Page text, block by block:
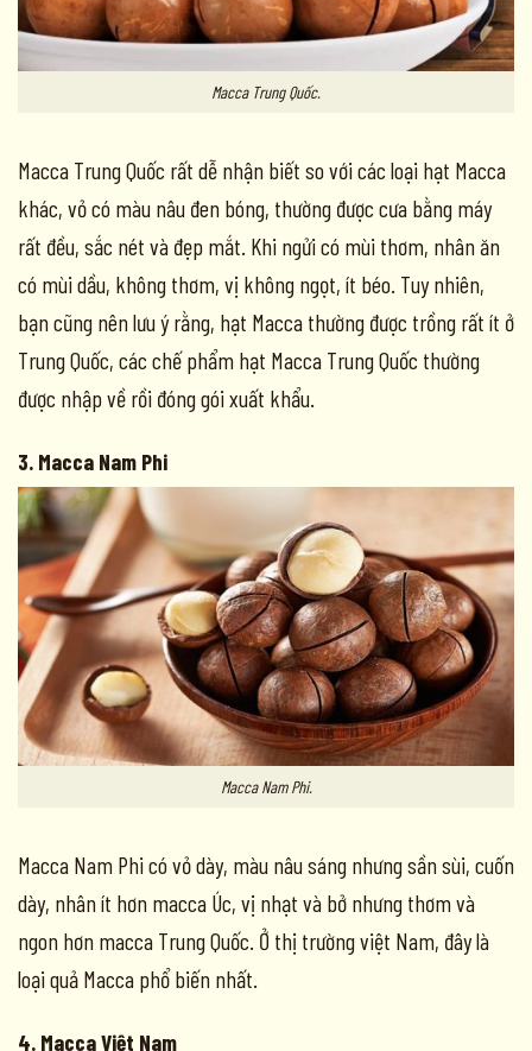
Macca Trung Quốc.
Macca Trung Quốc rất dễ nhận biết so với các loại hạt Macca
khác, vỏ có màu nâu đen bóng, thường được cưa bằng máy
rất đều, sắc nét và đẹp mắt. Khi ngửi có mùi thơm, nhân ăn
có mùi dầu, không thơm, vị không ngọt, ít béo. Tuy nhiên,
bạn cũng nên lưu ý rằng, hạt Macca thường được trồng rất ít ở
Trung Quốc, các chế phẩm hạt Macca Trung Quốc thường
được nhập về rồi đóng gói xuất khẩu.
3. Macca Nam Phi
Macca Nam Phi.
Macca Nam Phi có vỏ dày, màu nâu sáng nhưng sần sùi, cuốn
dày, nhân ít hơn macca Úc, vị nhạt và bở nhưng thơm và
ngon hơn macca Trung Quốc. Ở thị trường việt Nam, đây là
loại quả Macca phổ biến nhất.
4. Macca Việt Nam